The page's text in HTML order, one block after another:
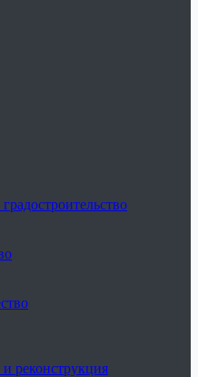
реконструкция